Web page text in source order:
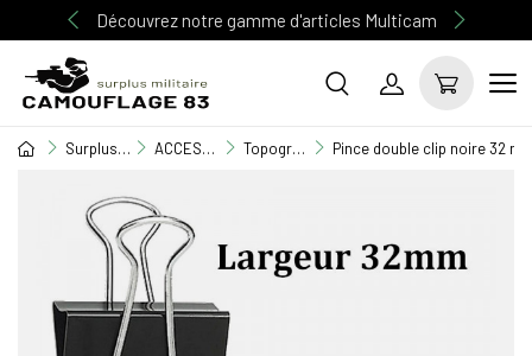
Découvrez notre gamme d'articles Multicam
Surplus Militaire ACCESSOIRE MILITAIRE Topographie Pince double clip noire 32